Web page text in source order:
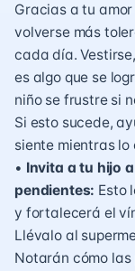
Gracias a tu
volverse más
cada día.
es algo que se
niño se frustre si
Si esto sucede,
siente mientras
• Invita a tu hijo
pendientes: Esto
y fortalecerá el
Llévalo al
Notarán cómo